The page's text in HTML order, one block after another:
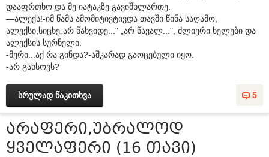
დააფრთხო და მე იატაკზე გავიშხლართე.
—ალექს!-იმ წამს ამომიტივტივდა თავში წინა საღამო,
ალექსი,სიცხე„არ წახვიდე..." „არ წავალ...", ძლიერი ხელები და
ალექსის სურნელი.
-მერი...აქ რა გინდა?-აშკარად გაოცებული იყო.
-არ გახსოვს?
5
სრულად წაკითხვა
არაფერი,უბრალოდ
ყველაფერი (16 თავი)